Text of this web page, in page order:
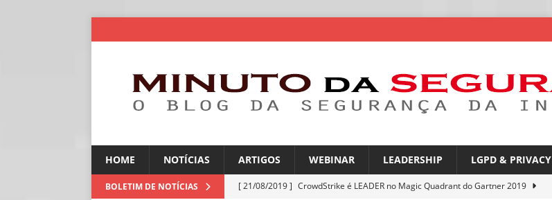
HOME NOTÍCIAS ARTIGOS WEBINAR LEADERSHIP LGPD & PRIVACY
BOLETIM DE NOTÍCIAS [ 21/08/2019 ] CrowdStrike é LEADER no Magic Quadrant do Gartner 2019